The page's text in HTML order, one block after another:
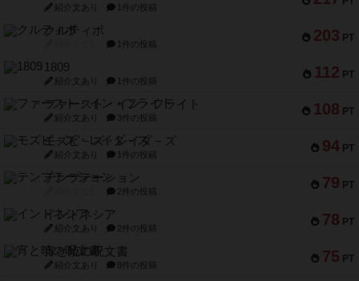
紹介文あり 1件の投稿
203 PT
クルティボ
1件の投稿
112 PT
1809
紹介文あり 1件の投稿
108 PT
ファースト・イン・フライト
紹介文あり 3件の投稿
94 PT
モズビ－ズ・レイダ－ズ
紹介文あり 1件の投稿
79 PT
テンプテーション
2件の投稿
78 PT
インドネシア
紹介文あり 2件の投稿
75 PT
宵と暁の呪文書
紹介文あり 8件の投稿